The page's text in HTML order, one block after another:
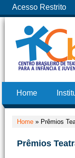
Acesso Restrito
Home
Home » Prêmios
Prêmios